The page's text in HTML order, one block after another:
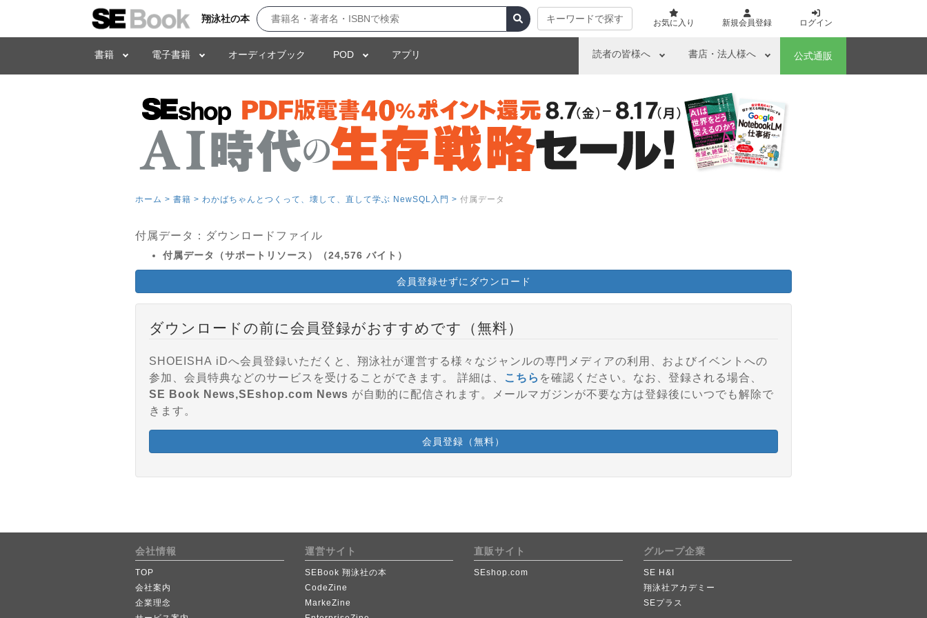
翔泳社の本 キーワードで探す お気に入り 新規会員登録 ログイン
書籍 電子書籍 オーディオブック POD アプリ 読者の皆様へ 書店・法人様へ 公式通販
ホーム > 書籍 > わかばちゃんとつくって、壊して、直して学ぶ NewSQL入門 > 付属データ
付属データ：ダウンロードファイル
付属データ（サポートリソース）（24,576 バイト）
会員登録せずにダウンロード
ダウンロードの前に会員登録がおすすめです（無料）
SHOEISHA iDへ会員登録いただくと、翔泳社が運営する様々なジャンルの専門メディアの利用、およびイベントへの
参加、会員特典などのサービスを受けることができます。 詳細は、
こちら を確認ください。なお、登録される場合、
SE Book News,SEshop.com News が自動的に配信されます。メールマガジンが不要な方は登録後にいつでも解除で
きます。
会員登録（無料）
会社情報
TOP
会社案内
企業理念
運営サイト
SEBook 翔泳社の本
CodeZine
MarkeZine
直販サイト
SEshop.com
グループ企業
SE H&I
翔泳社アカデミー
SEプラス